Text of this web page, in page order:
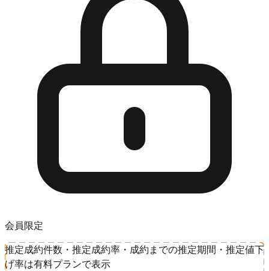
会員限定
推定成約件数・推定成約率・成約までの推定期間・推定値下
げ率は有料プランで表示